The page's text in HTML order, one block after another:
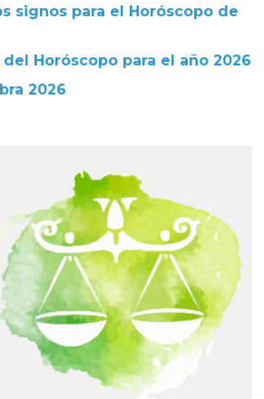
signos para el Horóscopo de
Horóscopo para el año 2026
2026